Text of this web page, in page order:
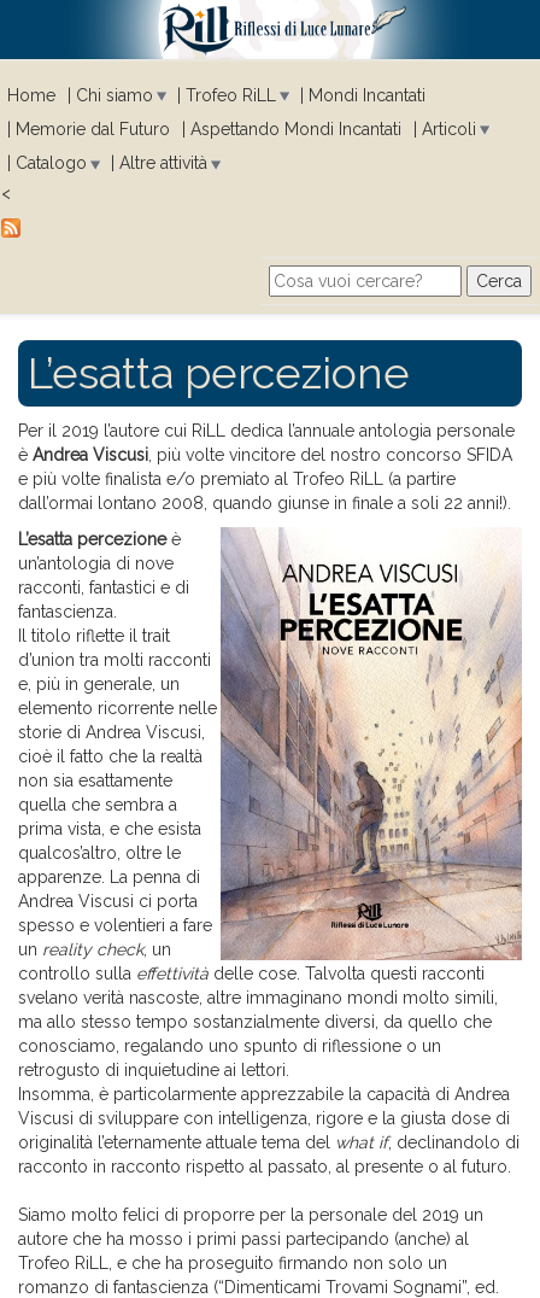
Home Chi siamo Trofeo RiLL
Mondi Incantati
Memorie dal Futuro
Aspettando Mondi Incantati
Articoli
Catalogo
Altre attività
<
Search form
Cerca
L’esatta percezione
Per il 2019 l’autore cui RiLL dedica l’annuale antologia personale
è Andrea Viscusi , più volte vincitore del nostro concorso SFIDA
e più volte finalista e/o premiato al Trofeo RiLL (a partire
dall’ormai lontano 2008, quando giunse in finale a soli 22 anni!).
L’esatta percezioneè
un’antologia di nove
racconti, fantastici e di
fantascienza.
Il titolo riflette il trait
d’union tra molti racconti
e, più in generale, un
elemento ricorrente nelle
storie di Andrea Viscusi,
cioè il fatto che la realtà
non sia esattamente
quella che sembra a
prima vista, e che esista
qualcos’altro, oltre le
apparenze. La penna di
Andrea Viscusi ci porta
spesso e volentieri a fare
un reality check, un
controllo sulla effettività delle cose. Talvolta questi racconti
svelano verità nascoste, altre immaginano mondi molto simili,
ma allo stesso tempo sostanzialmente diversi, da quello che
conosciamo, regalando uno spunto di riflessione o un
retrogusto di inquietudine ai lettori.
Insomma, è particolarmente apprezzabile la capacità di Andrea
Viscusi di sviluppare con intelligenza, rigore e la giusta dose di
originalità l’eternamente attuale tema del
what if, declinandolo di
racconto in racconto rispetto al passato, al presente o al futuro.
Siamo molto felici di proporre per la personale del 2019 un
autore che ha mosso i primi passi partecipando (anche) al
Trofeo RiLL, e che ha proseguito firmando non solo un
romanzo di fantascienza (“Dimenticami Trovami Sognami”, ed.